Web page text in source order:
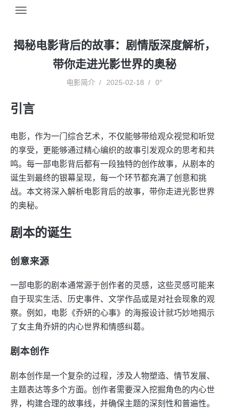
揭秘电影背后的故事：剧情版深度解析，
带你走进光影世界的奥秘
电影简介 2025-02-18 0°
引言
电影，作为一门综合艺术，不仅能够带给观众视觉和听觉
的享受，更能够通过精心编织的故事引发观众的思考和共
鸣。每一部电影背后都有一段独特的创作故事，从剧本的
诞生到最终的银幕呈现，每一个环节都充满了创意和挑
战。本文将深入解析电影背后的故事，带你走进光影世界
的奥秘。
剧本的诞生
创意来源
一部电影的剧本通常源于创作者的灵感，这些灵感可能来
自于现实生活、历史事件、文学作品或是对社会现象的观
察。例如，电影《乔妍的心事》的海报设计就巧妙地揭示
了女主角乔妍的内心世界和情感纠葛。
剧本创作
剧本创作是一个复杂的过程，涉及人物塑造、情节发展、
主题表达等多个方面。创作者需要深入挖掘角色的内心世
界，构建合理的故事线，并确保主题的深刻性和普遍性。